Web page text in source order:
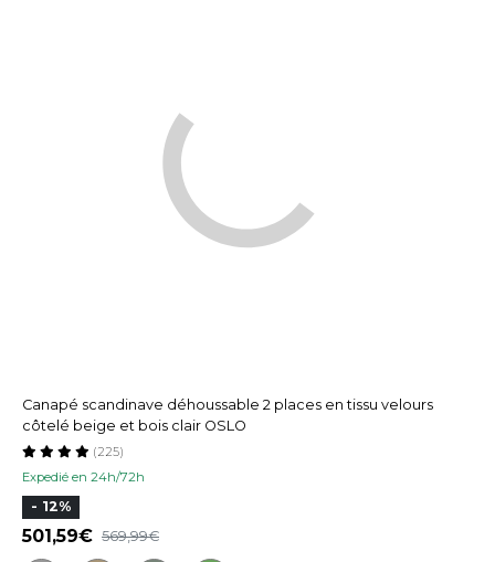
Canapé scandinave déhoussable 2 places en tissu velours
côtelé beige et bois clair OSLO
Expedié en 24h/72h
(225)
- 12%
501,59 569,99